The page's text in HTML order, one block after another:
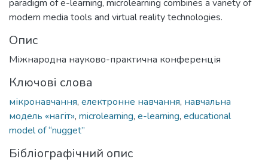
paradigm of e-learning, microlearning combines a variety of
modern media tools and virtual reality technologies.
Опис
Міжнародна науково-практична конференція
Ключові слова
мікронавчання, електронне навчання, навчальна
модель «нагіт», microlearning, e-learning, educational
model of “nugget”
Бібліографічний опис